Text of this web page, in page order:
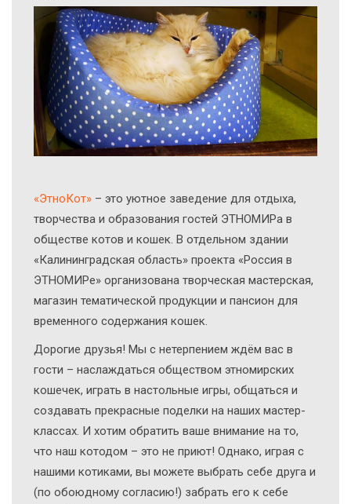
«ЭтноКот» – это уютное заведение для отдыха,
творчества и образования гостей ЭТНОМИРа в
обществе котов и кошек. В отдельном здании
«Калининградская область» проекта «Россия в
ЭТНОМИРе» организована творческая мастерская,
магазин тематической продукции и пансион для
временного содержания кошек.
Дорогие друзья! Мы с нетерпением ждём вас в
гости – наслаждаться обществом этномирских
кошечек, играть в настольные игры, общаться и
создавать прекрасные поделки на наших мастер-
классах. И хотим обратить ваше внимание на то,
что наш котодом – это не приют! Однако, играя с
нашими котиками, вы можете выбрать себе друга и
(по обоюдному согласию!) забрать его к себе